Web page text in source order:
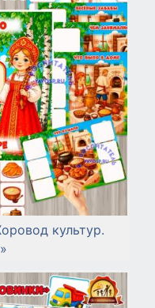
культур.